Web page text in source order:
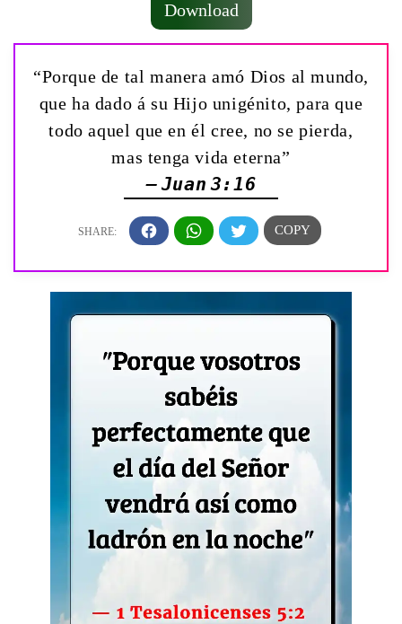
Download
“Porque de tal manera amó Dios al mundo,
que ha dado á su Hijo unigénito, para que
todo aquel que en él cree, no se pierda,
mas tenga vida eterna”
— Juan 3:16